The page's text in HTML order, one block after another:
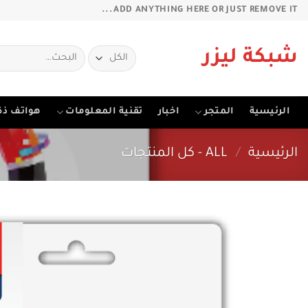
تخطي
ADD ANYTHING HERE OR JUST REMOVE IT...
شبكة ليزر
البحث
عن:
الرئيسية المتجر اخبار تقنية المعلومات هواتف
الرئيسية / ALL - كل المنتجات